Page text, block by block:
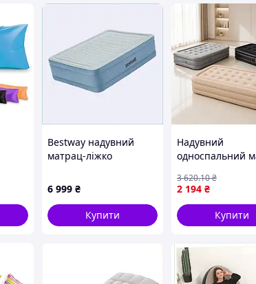
ПВХ тканини щільністю 850 г/м2, яка
молдингами, для унеможливлення
тільки в човнах, а й на березі.
нашому інтернет-магазині allens.com.ua за
Bestway надувний
матрац-ліжко
24T2112B6
6 999 ₴
Купити
Надувний
односпальний
JR-5061
2 194 ₴
3 620.10₴
Купити